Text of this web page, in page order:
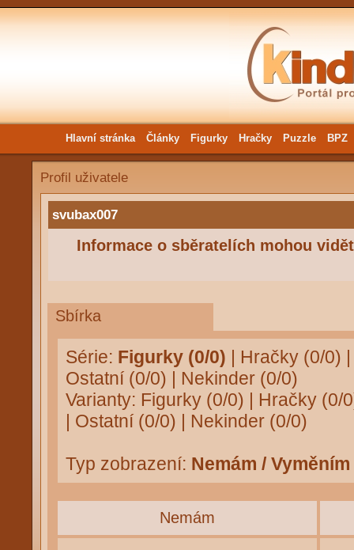
Hlavní stránka Články Figurky Hračky Puzzle BPZ
Profil uživatele
svubax007
Informace o sběratelích mohou
Sbírka
Série: Figurky (0/0) | Hračky (0/0)
Ostatní (0/0) | Nekinder (0/0)
Varianty: Figurky (0/0) | Hračky (0/
| Ostatní (0/0) | Nekinder (0/0)
Typ zobrazení: Nemám / Vyměním
Nemám